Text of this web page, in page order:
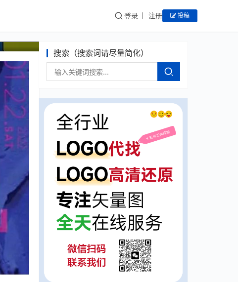
登录 注册 投稿
搜索（搜索词请尽量简化）